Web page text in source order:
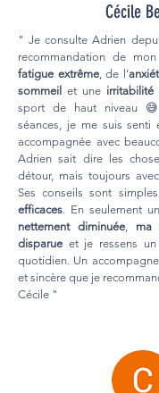
Cécile
" Je consulte Adrien
recommandation de
fatigue extrême, de l’
sommeil et une irritabilité
sport de haut niveau
séances, je me suis senti
accompagnée avec
Adrien sait dire les
détour, mais toujours
Ses conseils sont
efficaces. En seulement
nettement diminuée, ma
disparue et je ressens
quotidien. Un
et sincère que je
Cécile "